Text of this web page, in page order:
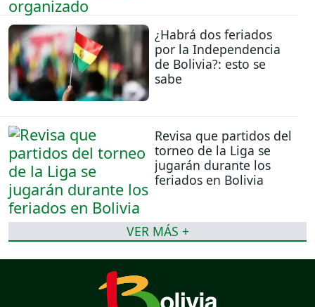
¿Habrá dos feriados
por la Independencia
de Bolivia?: esto se
sabe
Revisa que partidos del
torneo de la Liga se
jugarán durante los
feriados en Bolivia
VER MÁS +